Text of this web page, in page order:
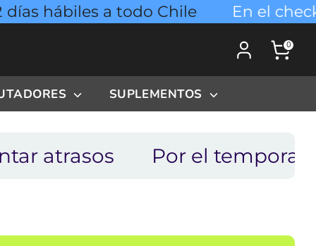
a todo Chile En el checkout
0
SUPLEMENTOS
Por el temporal los